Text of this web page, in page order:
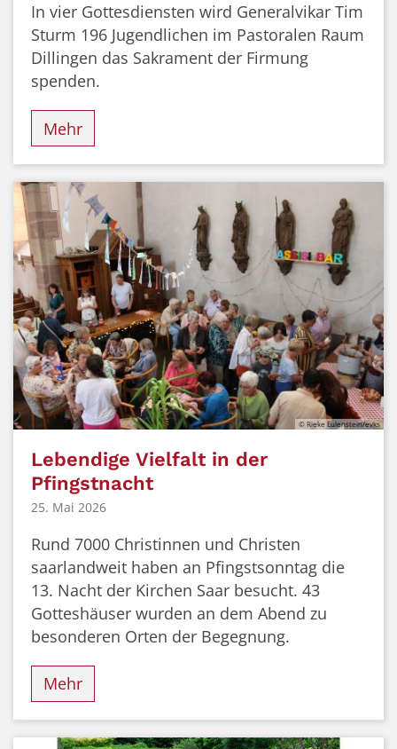
In vier Gottesdiensten wird Generalvikar Tim
Sturm 196 Jugendlichen im Pastoralen Raum
Dillingen das Sakrament der Firmung
spenden.
Mehr
© Rieke Eulenstein/evks
Lebendige Vielfalt in der
Pfingstnacht
25. Mai 2026
Rund 7000 Christinnen und Christen
saarlandweit haben an Pfingstsonntag die
13. Nacht der Kirchen Saar besucht. 43
Gotteshäuser wurden an dem Abend zu
besonderen Orten der Begegnung.
Mehr